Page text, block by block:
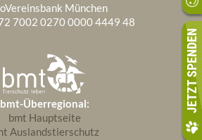
JETZT SPENDEN
München
7002 0270 0000 4449 48
bmt-Überregional:
bmt Hauptseite
Auslandstierschutz